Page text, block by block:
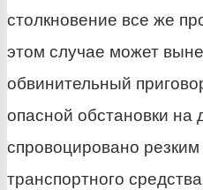
столкновение все же
этом случае может
обвинительный
опасной обстановки на
спровоцировано
транспортного